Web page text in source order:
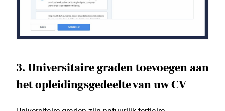
3. Universitaire graden toevoegen aan
het opleidingsgedeelte van uw CV